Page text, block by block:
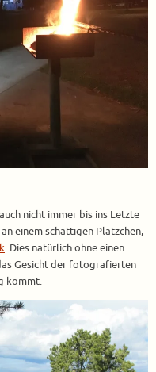
nicht immer bis ins Letzte
einem schattigen Plätzchen,
. Dies natürlich ohne einen
Gesicht der fotografierten
kommt.